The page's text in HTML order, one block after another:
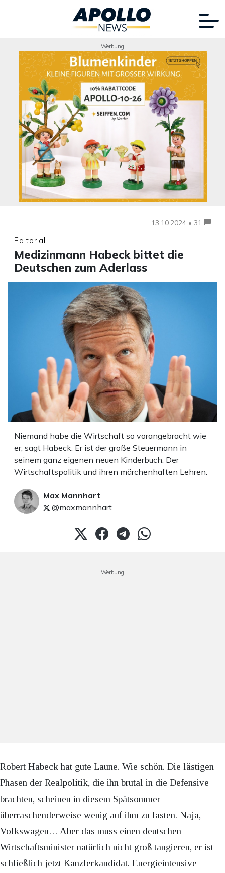
Werbung
13.10.2024 • 31
Editorial
Medizinmann Habeck bittet die
Deutschen zum Aderlass
Niemand habe die Wirtschaft so vorangebracht wie
er, sagt Habeck. Er ist der große Steuermann in
seinem ganz eigenen neuen Kinderbuch: Der
Wirtschaftspolitik und ihren märchenhaften Lehren.
Max Mannhart
@maxmannhart
Werbung
Robert Habeck hat gute Laune. Wie schön. Die lästigen
Phasen der Realpolitik, die ihn brutal in die Defensive
brachten, scheinen in diesem Spätsommer
überraschenderweise wenig auf ihm zu lasten. Naja,
Volkswagen… Aber das muss einen deutschen
Wirtschaftsminister natürlich nicht groß tangieren, er ist
schließlich jetzt Kanzlerkandidat. Energieintensive